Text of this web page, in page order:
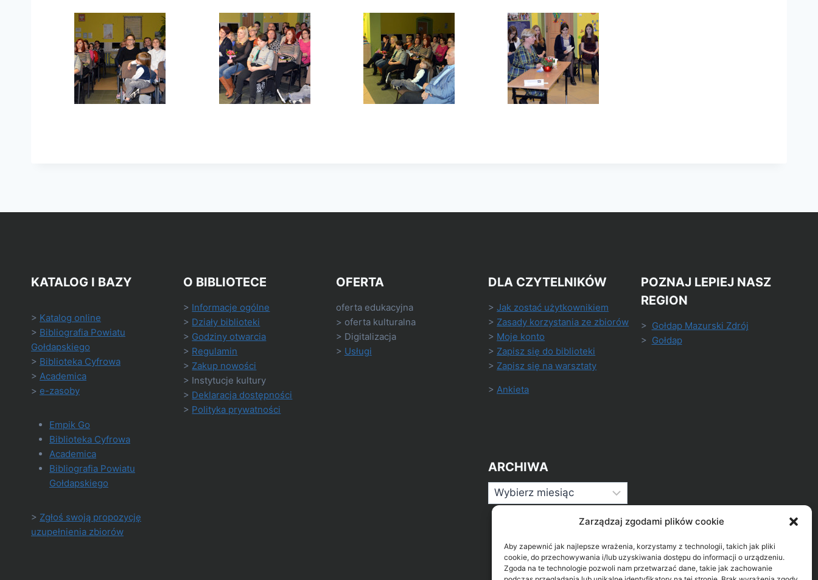
Zarządzaj zgodami plików cookie
Aby zapewnić jak najlepsze wrażenia, korzystamy z technologii, takich jak pliki
cookie, do przechowywania i/lub uzyskiwania dostępu do informacji o urządzeniu.
Zgoda na te technologie pozwoli nam przetwarzać dane, takie jak zachowanie
KATALOG I BAZY
> Katalog online
> Bibliografia Powiatu
Gołdapskiego
> Biblioteka Cyfrowa
> Academica
> e-zasoby
Empik Go
Biblioteka Cyfrowa
Academica
Bibliografia Powiatu
Gołdapskiego
> Zgłoś swoją propozycję
uzupełnienia zbiorów
O BIBLIOTECE
> Informacje ogólne
> Działy biblioteki
> Godziny otwarcia
> Regulamin
> Zakup nowości
> Instytucje kultury
> Deklaracja dostępności
> Polityka prywatności
OFERTA
oferta edukacyjna
> oferta kulturalna
> Digitalizacja
> Usługi
DLA CZYTELNIKÓW
>Jak zostać użytkownikiem
> Zasady korzystania ze zbiorów
> Moje konto
> Zapisz się do biblioteki
> Zapisz się na warsztaty
>Ankieta
ARCHIWA
Archiwa
POZNAJ LEPIEJ NASZ
REGION
> Gołdap Mazurski Zdrój
> Gołdap